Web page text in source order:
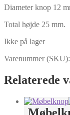
Diameter knop 12
Total højde 25 mm.
Ikke på lager
Varenummer (SKU):
Relaterede